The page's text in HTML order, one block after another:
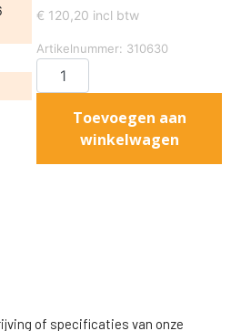
€ 120,20 incl btw
Artikelnummer: 310630
Toevoegen aan
winkelwagen
of specificaties van onze